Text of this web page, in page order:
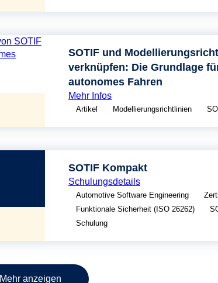
SOTIF und
verknüpfen: Die Grundlage
autonomes Fahren
Mehr Infos
Artikel Modellierungsrichtlinien
SOTIF Kompakt
Schulungsdetails
Automotive Software Engineering
Funktionale Sicherheit (ISO 26262)
Schulung
Mehr anzeigen